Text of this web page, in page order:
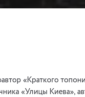
«Краткого
«Улицы Киева»,